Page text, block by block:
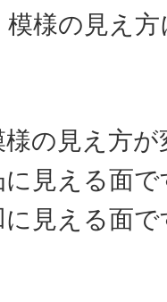
模様の見え
の見え方
見える面で
見える面で